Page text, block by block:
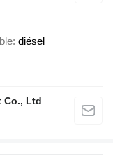
diésel
Co., Ltd